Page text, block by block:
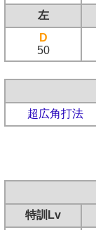
左
D
50
超広角打法
特訓Lv